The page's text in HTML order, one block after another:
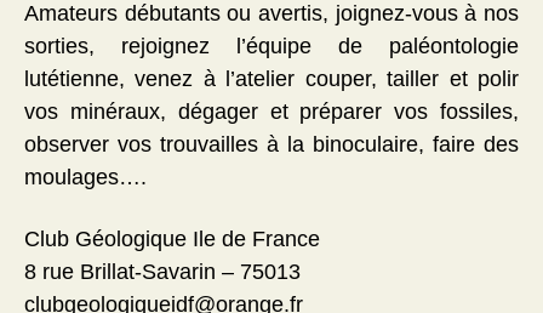
Amateurs débutants ou avertis, joignez-vous à nos
sorties, rejoignez l’équipe de paléontologie
lutétienne, venez à l’atelier couper, tailler et polir
vos minéraux, dégager et préparer vos fossiles,
observer vos trouvailles à la binoculaire, faire des
moulages….
Club Géologique Ile de France
8 rue Brillat-Savarin – 75013
clubgeologiqueidf@orange.fr